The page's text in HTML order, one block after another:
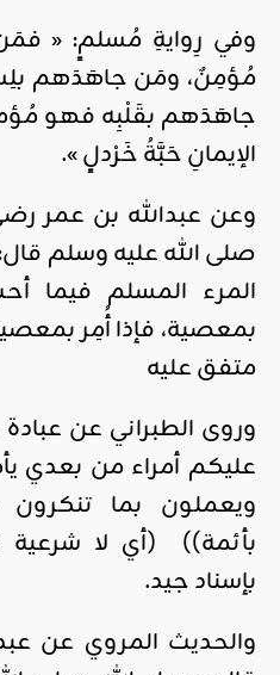
وفي رِوايةِ مُسلمٍ: «
مُؤمِنٌ، ومَن جاهَدَهم
جاهَدَهم بقَلْبِه فهو
الإيمانِ حَبَّةُ خَرْدلٍ ».
وعن عبدالله بن عمر
صلى الله عليه وسلم
المرء المسلم فيما
بمعصية، فإذا أُمِر
متفق عليه
وروى الطبراني عن
عليكم أمراء من بعدي
ويعملون بما
بأئمة)) (أي لا شرعية
بإسناد جيد.
والحديث المروي عن